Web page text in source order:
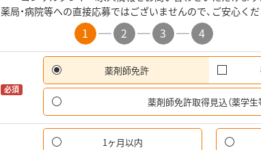
薬局・病院等への直接応募ではございませんので、ご安心くだ
1 2 3 4
必須
薬剤師免許
薬剤師免許取得見込（薬学生
1ヶ月以内